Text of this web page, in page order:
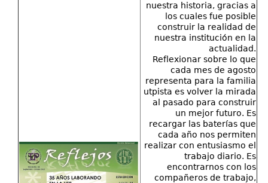
nuestra historia, gracias a
los cuales fue posible
construir la realidad de
nuestra institución en la
actualidad.
Reflexionar sobre lo que
cada mes de agosto
representa para la familia
utpista es volver la mirada
al pasado para construir
un mejor futuro. Es
recargar las baterías que
cada año nos permiten
realizar con entusiasmo el
trabajo diario. Es
encontrarnos con los
compañeros de trabajo,